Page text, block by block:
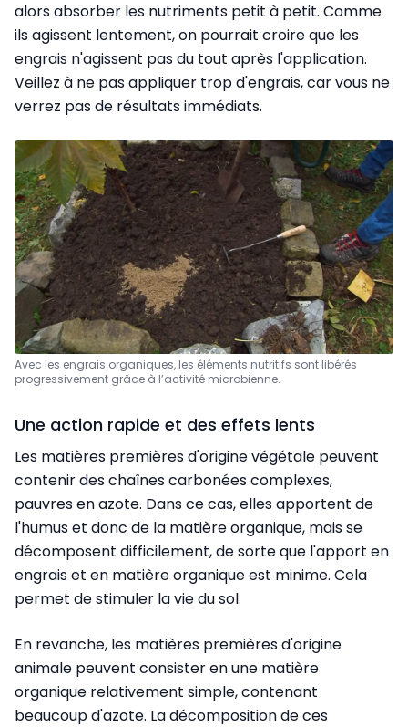
alors absorber les nutriments petit à petit. Comme
ils agissent lentement, on pourrait croire que les
engrais n'agissent pas du tout après l'application.
Veillez à ne pas appliquer trop d'engrais, car vous ne
verrez pas de résultats immédiats.
Avec les engrais organiques, les éléments nutritifs sont libérés
progressivement grâce à l’activité microbienne.
Une action rapide et des effets lents
Les matières premières d'origine végétale peuvent
contenir des chaînes carbonées complexes,
pauvres en azote. Dans ce cas, elles apportent de
l'humus et donc de la matière organique, mais se
décomposent difficilement, de sorte que l'apport en
engrais et en matière organique est minime. Cela
permet de stimuler la vie du sol.
En revanche, les matières premières d'origine
animale peuvent consister en une matière
organique relativement simple, contenant
beaucoup d'azote. La décomposition de ces